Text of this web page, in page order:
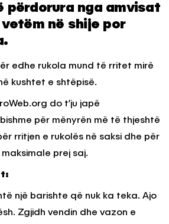
përdorura nga amvisat
në shije por
edhe rukola mund të rritet mirë
kushtet e shtëpisë.
do t’ju japë
për mënyrën më të thjeshtë
rritjen e rukolës në saksi dhe për
prej saj.
një barishte që nuk ka teka. Ajo
Zgjidh vendin dhe vazon e